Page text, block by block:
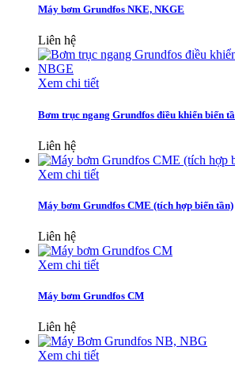
Máy bơm Grundfos NKE, NKGE
Liên hệ
Xem chi tiết
Bơm trục ngang Grundfos điều khiển biến
Liên hệ
Xem chi tiết
Máy bơm Grundfos CME (tích hợp biến tần)
Liên hệ
Xem chi tiết
Máy bơm Grundfos CM
Liên hệ
Xem chi tiết